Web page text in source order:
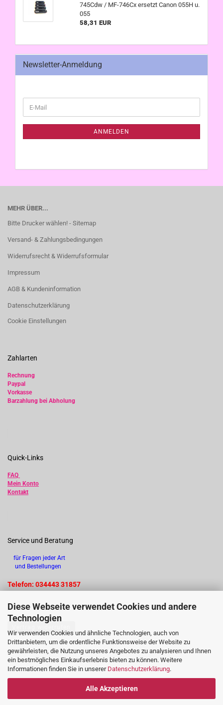
Diese Webseite verwendet Cookies und andere
Technologien
Wir verwenden Cookies und ähnliche Technologien, auch von
Drittanbietern, um die ordentliche Funktionsweise der Website zu
gewährleisten, die Nutzung unseres Angebotes zu analysieren und Ihnen
ein bestmögliches Einkaufserlebnis bieten zu können. Weitere
Informationen finden Sie in unserer Datenschutzerklärung.
Alle Akzeptieren
745Cdw / MF-746Cx ersetzt Canon 055H u.
055
58,31 EUR
Newsletter-Anmeldung
ZUR
E-
Mail
ANMELDEN
MEHR ÜBER...
Bitte Drucker wählen! - Sitemap
Versand- & Zahlungsbedingungen
Widerrufsrecht & Widerrufsformular
Impressum
AGB & Kundeninformation
Datenschutzerklärung
Cookie Einstellungen
Zahlarten
Rechnung
Paypal
Vorkasse
Barzahlung bei Abholung
Quick-Links
FAQ
Mein Konto
Kontakt
Service und Beratung
für Fragen jeder Art
und Bestellungen
Telefon: 034443 31857